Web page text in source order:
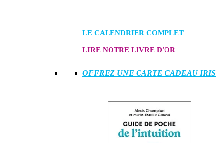
LE CALENDRIER COMPLET
LIRE NOTRE LIVRE D'OR
OFFREZ UNE CARTE CADEAU IRIS